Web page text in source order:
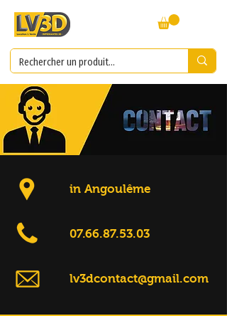
in Angoulême
07.66.87.53.03
lv3dcontact@gmail.com